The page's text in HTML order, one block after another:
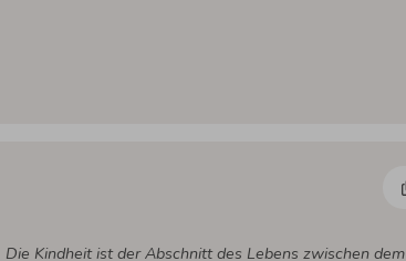
Die Kindheit ist der Abschnitt des Lebens zwischen dem